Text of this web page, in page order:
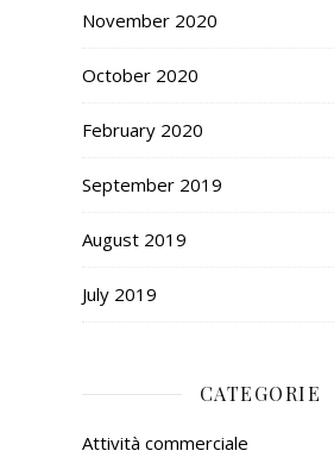
November 2020
October 2020
February 2020
September 2019
August 2019
July 2019
CATEGORIE
Attività commerciale